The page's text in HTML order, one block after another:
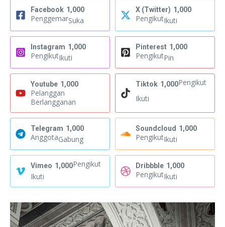
Facebook 1,000
PenggemarSuka
X (Twitter) 1,000
PengikutIkuti
Instagram 1,000
PengikutIkuti
Pinterest 1,000
PengikutPin
Youtube 1,000
Pelanggan
Berlangganan
Tiktok 1,000Pengikut
Ikuti
Telegram 1,000
AnggotaGabung
Soundcloud 1,000
PengikutIkuti
Vimeo 1,000Pengikut
Ikuti
Dribbble 1,000
PengikutIkuti